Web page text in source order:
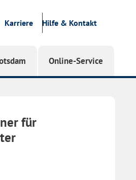
Karriere Hilfe & Kontakt
Online-Service
für